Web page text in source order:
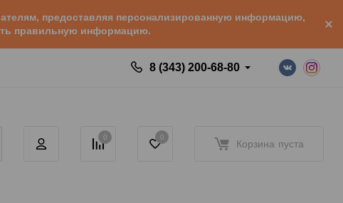
предоставляя персонализированную информацию,
правильную информацию.
8 (343) 200-68-80
0 0
Корзина пуста